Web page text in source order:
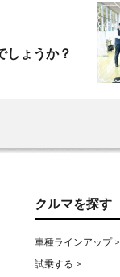
しょうか？
クルマを探す
車種ラインアップ >
試乗する >